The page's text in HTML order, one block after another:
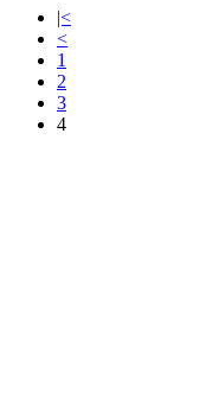
|<
<
1
2
3
4